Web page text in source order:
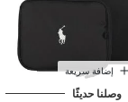
إضافة سريعة
وصلنا حديثًا